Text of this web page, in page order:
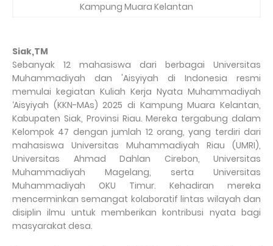
Kampung Muara Kelantan
Siak,TM
Sebanyak 12 mahasiswa dari berbagai Universitas
Muhammadiyah dan 'Aisyiyah di Indonesia resmi
memulai kegiatan Kuliah Kerja Nyata Muhammadiyah
‘Aisyiyah (KKN-MAs) 2025 di Kampung Muara Kelantan,
Kabupaten Siak, Provinsi Riau. Mereka tergabung dalam
Kelompok 47 dengan jumlah 12 orang, yang terdiri dari
mahasiswa Universitas Muhammadiyah Riau (UMRI),
Universitas Ahmad Dahlan Cirebon, Universitas
Muhammadiyah Magelang, serta Universitas
Muhammadiyah OKU Timur. Kehadiran mereka
mencerminkan semangat kolaboratif lintas wilayah dan
disiplin ilmu untuk memberikan kontribusi nyata bagi
masyarakat desa.